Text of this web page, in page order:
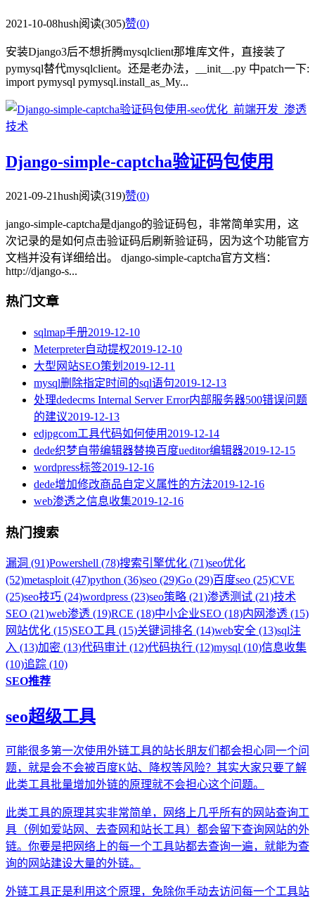
2021-10-08hush阅读(305)赞(0)
安装Django3后不想折腾mysqlclient那堆库文件，直接装了
pymysql替代mysqlclient。还是老办法，__init__.py 中patch一下:
import pymysql pymysql.install_as_My...
Django-simple-captcha验证码包使用
2021-09-21hush阅读(319)赞(0)
jango-simple-captcha是django的验证码包，非常简单实用，这
次记录的是如何点击验证码后刷新验证码，因为这个功能官方
文档并没有详细给出。 django-simple-captcha官方文档：
http://django-s...
热门文章
sqlmap手册2019-12-10
Meterpreter自动提权2019-12-10
大型网站SEO策划 2019-12-11
mysql删除指定时间的sql语句2019-12-13
处理dedecms Internal Server Error内部服务器500错误问题
的建议2019-12-13
edjpgcom工具代码如何使用 2019-12-14
dede织梦自带编辑器替换百度ueditor编辑器2019-12-15
wordpress标签2019-12-16
dede增加修改商品自定义属性的方法2019-12-16
web渗透之信息收集2019-12-16
热门搜索
漏洞 (91)Powershell (78)搜索引擎优化 (71)seo优化
(52)metasploit (47)python (36)seo (29)Go (29)百度seo (25)CVE
(25)seo技巧 (24)wordpress (23)seo策略 (21)渗透测试 (21)技术
SEO (21)web渗透 (19)RCE (18)中小企业SEO (18)内网渗透 (15)
网站优化 (15)SEO工具 (15)关键词排名 (14)web安全 (13)sql注
入 (13)加密 (13)代码审计 (12)代码执行 (12)mysql (10)信息收集
(10)追踪 (10)
SEO推荐
seo超级工具
可能很多第一次使用外链工具的站长朋友们都会担心同一个问
题，就是会不会被百度K站、降权等风险？其实大家只要了解
此类工具批量增加外链的原理就不会担心这个问题。
此类工具的原理其实非常简单，网络上几乎所有的网站查询工
具（例如爱站网、去查网和站长工具）都会留下查询网站的外
链。你要是把网络上的每一个工具站都去查询一遍，就能为查
询的网站建设大量的外链。
外链工具正是利用这个原理，免除你手动去访问每一个工具站